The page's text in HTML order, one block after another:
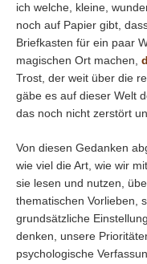
ich welche, kleine,
noch auf Papier gibt,
Briefkasten für ein paar
magischen Ort machen,
Trost, der weit über die
gäbe es auf dieser Welt
das noch nicht zerstört
Von diesen Gedanken
wie viel die Art, wie wir
sie lesen und nutzen,
thematischen Vorlieben,
grundsätzliche
denken, unsere
psychologische